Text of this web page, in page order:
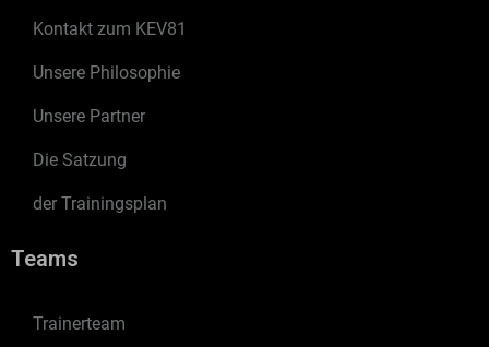
Kontakt zum KEV81
Unsere Philosophie
Unsere Partner
Die Satzung
der Trainingsplan
Teams
Trainerteam